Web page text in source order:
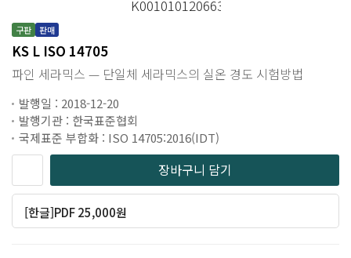
구판 판매
KS L ISO 14705
파인 세라믹스 — 단일체 세라믹스의 실온 경도 시험방법
발행일 : 2018-12-20
발행기관 : 한국표준협회
국제표준 부합화 : ISO 14705:2016(IDT)
장바구니 담기
[한글]PDF 25,000원